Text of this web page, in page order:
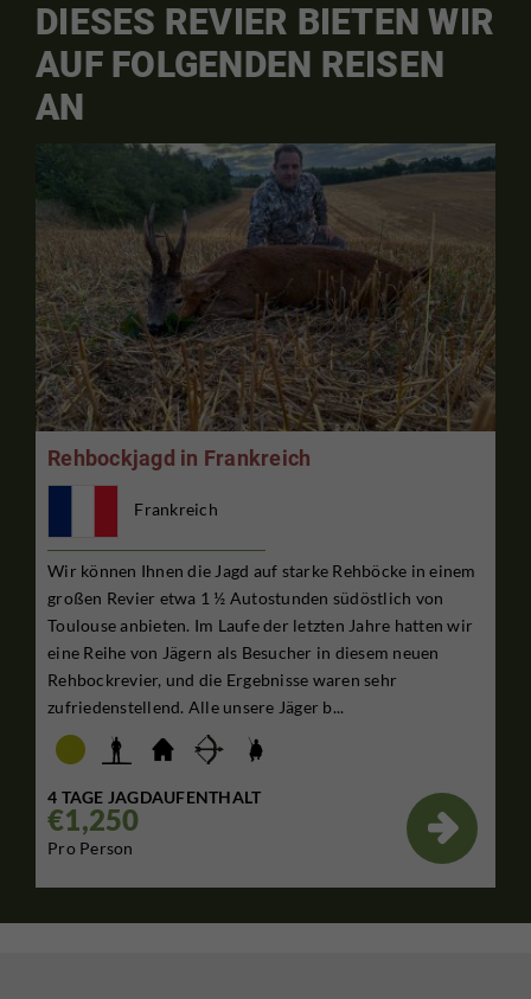
DIESES REVIER BIETEN WIR
AUF FOLGENDEN REISEN
AN
Rehbockjagd in Frankreich
Frankreich
Wir können Ihnen die Jagd auf starke Rehböcke in einem
großen Revier etwa 1 ½ Autostunden südöstlich von
Toulouse anbieten. Im Laufe der letzten Jahre hatten wir
eine Reihe von Jägern als Besucher in diesem neuen
Rehbockrevier, und die Ergebnisse waren sehr
zufriedenstellend. Alle unsere Jäger b...
4 TAGE JAGDAUFENTHALT
€1,250
Pro Person
